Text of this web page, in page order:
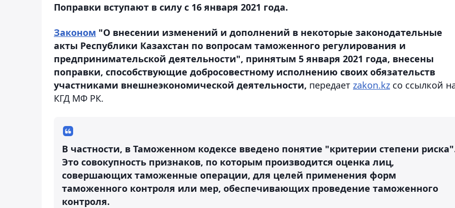
Поправки вступают в силу с 16 января 2021 года.
Законом "О внесении изменений и дополнений в некоторые законодательные
акты Республики Казахстан по вопросам таможенного регулирования и
предпринимательской деятельности", принятым 5 января 2021 года, внесены
поправки, способствующие добросовестному исполнению своих обязательств
участниками внешнеэкономической деятельности, передает zakon.kz со ссылкой
КГД МФ РК.
В частности, в Таможенном кодексе введено понятие "критерии степени
Это совокупность признаков, по которым производится оценка лиц,
совершающих таможенные операции, для целей применения форм
таможенного контроля или мер, обеспечивающих проведение таможенного
контроля.